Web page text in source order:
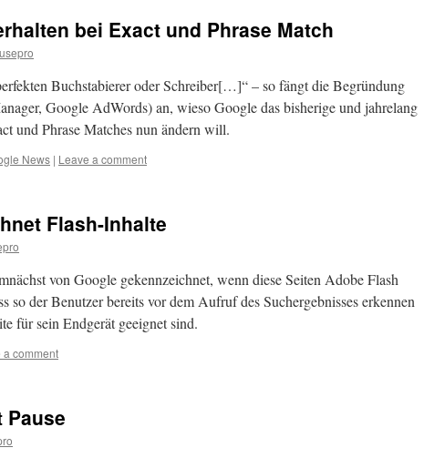
bei Exact und Phrase Match
Buchstabierer oder Schreiber[…]“ – so fängt die Begründung
Google AdWords) an, wieso Google das bisherige und jahrelang
und Phrase Matches nun ändern will.
News | Leave a comment
Flash-Inhalte
von Google gekennzeichnet, wenn diese Seiten Adobe Flash
so der Benutzer bereits vor dem Aufruf des Suchergebnisses erkennen
für sein Endgerät geeignet sind.
a comment
Pause